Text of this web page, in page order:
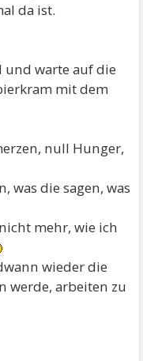
da ist.
und warte auf die
mit dem
null Hunger,
was die sagen, was
mehr, wie ich
wieder die
werde, arbeiten zu